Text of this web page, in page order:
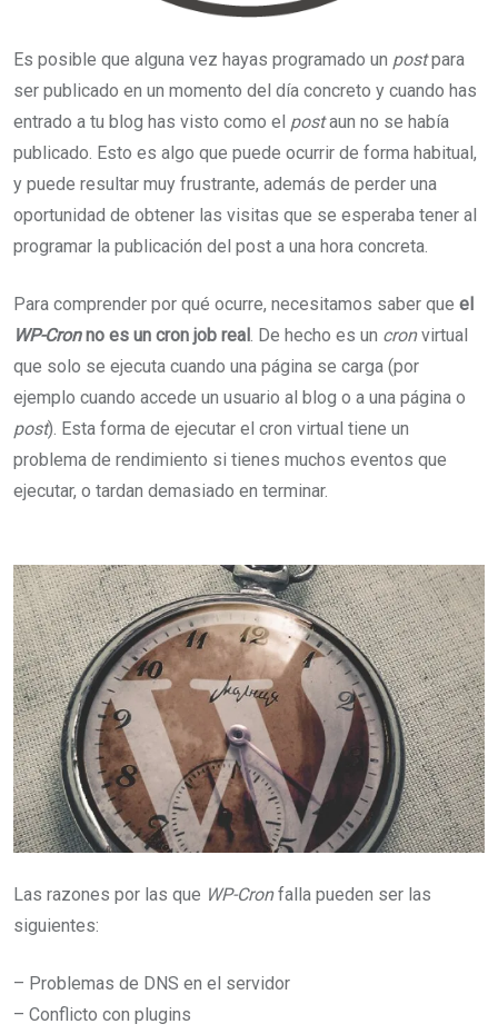
Es posible que alguna vez hayas programado un postpara
ser publicado en un momento del día concreto y cuando has
entrado a tu blog has visto como el postaun no se había
publicado. Esto es algo que puede ocurrir de forma habitual,
y puede resultar muy frustrante, además de perder una
oportunidad de obtener las visitas que se esperaba tener al
programar la publicación del post a una hora concreta.
Para comprender por qué ocurre, necesitamos saber que el
WP-Cronno es un cron job real. De hecho es un cronvirtual
que solo se ejecuta cuando una página se carga (por
ejemplo cuando accede un usuario al blog o a una página o
post). Esta forma de ejecutar el cron virtual tiene un
problema de rendimiento si tienes muchos eventos que
ejecutar, o tardan demasiado en terminar.
Las razones por las que WP-Cronfalla pueden ser las
siguientes:
– Problemas de DNS en el servidor
– Conflicto con plugins